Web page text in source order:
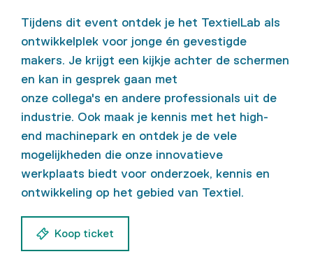
Tijdens dit event ontdek je het TextielLab als
ontwikkelplek voor jonge én gevestigde
makers. Je krijgt een kijkje achter de schermen
en kan in gesprek gaan met
onze collega's en andere professionals uit de
industrie. Ook maak je kennis met het high-
end machinepark en ontdek je de vele
mogelijkheden die onze innovatieve
werkplaats biedt voor onderzoek, kennis en
ontwikkeling op het gebied van Textiel.
Koop ticket